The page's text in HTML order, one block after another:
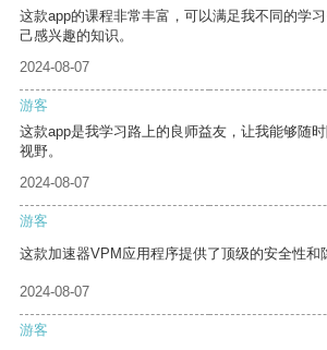
这款app的课程非常丰富，可以满足我不同的学
己感兴趣的知识。
2024-08-07
游客
这款app是我学习路上的良师益友，让我能够随
视野。
2024-08-07
游客
这款加速器VPM应用程序提供了顶级的安全性和
2024-08-07
游客